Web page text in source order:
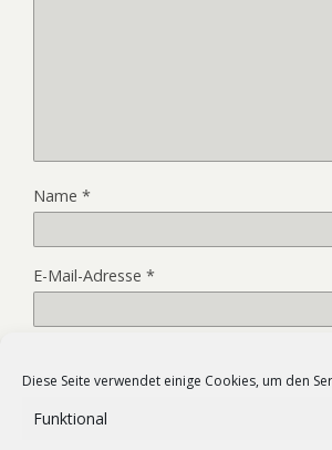
Diese Seite verwendet einige Cookies, um den
Funktional
Name *
E-Mail-Adresse *